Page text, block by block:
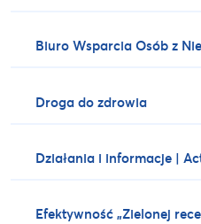
Biuro Wsparcia Osób z
Droga do zdrowia
Działania i informacje |
Efektywność „Zielonej